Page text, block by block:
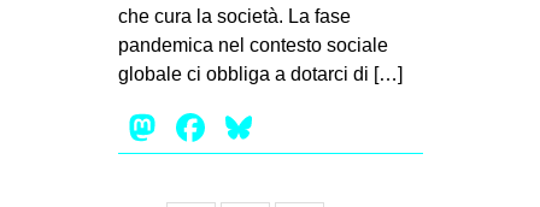
che cura la società. La fase
pandemica nel contesto sociale
globale ci obbliga a dotarci di […]
Mastodon
Facebook